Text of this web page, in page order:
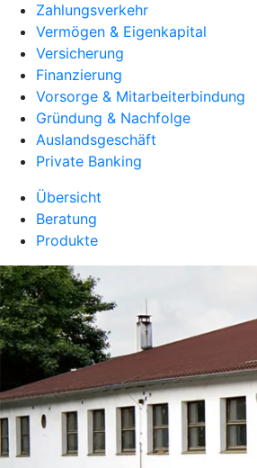
Zahlungsverkehr
Vermögen & Eigenkapital
Versicherung
Finanzierung
Vorsorge & Mitarbeiterbindung
Gründung & Nachfolge
Auslandsgeschäft
Private Banking
Übersicht
Beratung
Produkte